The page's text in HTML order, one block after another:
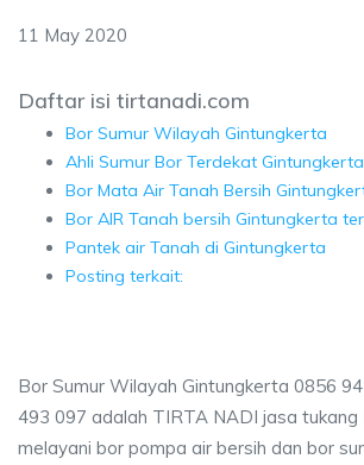
11 May 2020
Daftar isi tirtanadi.com
Bor Sumur Wilayah Gintungkerta
Ahli Sumur Bor Terdekat Gintungkerta
Bor Mata Air Tanah Bersih
Bor AIR Tanah bersih Gintungkerta
Pantek air Tanah di Gintungkerta
Posting terkait:
Bor Sumur Wilayah Gintungkerta 0856
493 097 adalah TIRTA NADI jasa tukang
melayani bor pompa air bersih dan bor